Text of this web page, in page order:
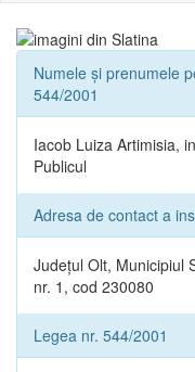
Numele și prenumele
544/2001
Iacob Luiza Artimisia,
Publicul
Adresa de contact a
Județul Olt, Municipiul
nr. 1, cod 230080
Legea nr. 544/2001